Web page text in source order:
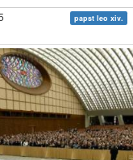
papst leo xiv.